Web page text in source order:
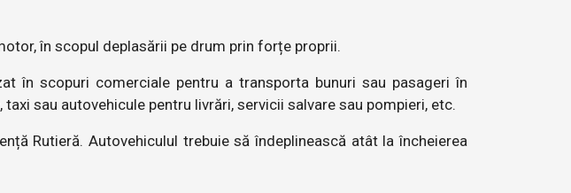
în scopul deplasării pe drum prin forțe proprii.
în scopuri comerciale pentru a transporta bunuri sau pasageri în
sau autovehicule pentru livrări, servicii salvare sau pompieri, etc.
Rutieră. Autovehiculul trebuie să îndeplinească atât la încheierea